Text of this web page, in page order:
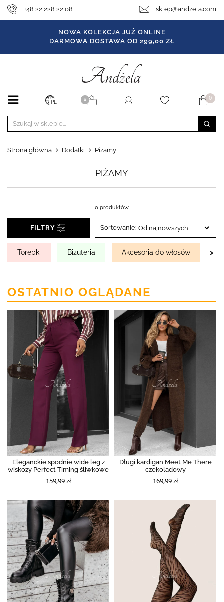
+48 22 228 22 08 sklep@andzela.com
NOWA KOLEKCJA JUŻ ONLINE
DARMOWA DOSTAWA OD 299,00 ZŁ
PL X 0
Strona główna Dodatki Piżamy
PIŻAMY
0 produktów
FILTRY Sortowanie:
Torebki Biżuteria Akcesoria do włosów ›
OSTATNIO OGLĄDANE
Eleganckie spodnie wide leg z
wiskozy Perfect Timing śliwkowe
159,99 zł
Długi kardigan Meet Me There
czekoladowy
169,99 zł